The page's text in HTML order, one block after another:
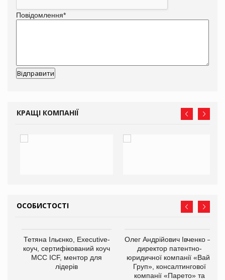
Повідомлення*
КРАЩІ КОМПАНІЇ
ОСОБИСТОСТІ
Тетяна Ільєнко, Executive-
коуч, сертифікований коуч
МСС ICF, ментор для
лідерів
Олег Андрійович Івченко —
директор патентно-
юридичної компанії «Вайз
Груп», консалтингової
компанії «Парето» та